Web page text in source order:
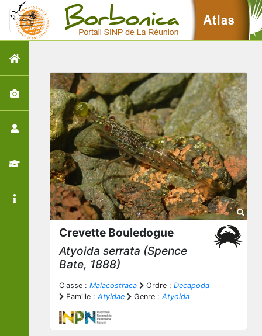
Crevette Bouledogue
Atyoida serrata (Spence
Bate, 1888)
Classe : Malacostraca Ordre : Decapoda
Famille : Atyidae Genre : Atyoida